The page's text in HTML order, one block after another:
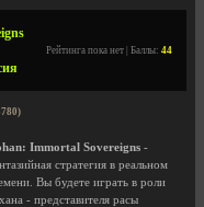
Рейтинга пока нет | Баллы: 44
Immortal Sovereigns -
стратегия в реальном
Вы будете играть в роли
- представителя расы